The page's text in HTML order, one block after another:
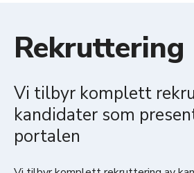
Rekruttering
Vi tilbyr komplett
kandidater som
portalen